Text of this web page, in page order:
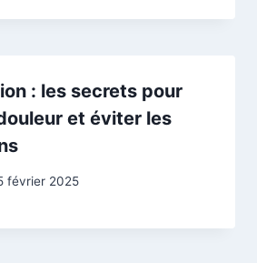
: les secrets pour
et éviter les
février 2025